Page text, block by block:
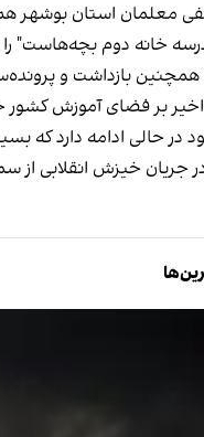
معلمان استان بوشهر
خانه دوم بچه‌هاست" را
بر فضای آموزش کشور
در حالی ادامه دارد که
جریان خیزش انقلابی از